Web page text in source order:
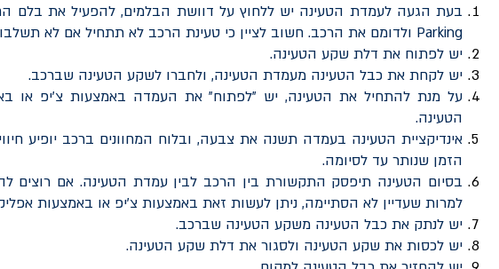
בעת הגעה לעמדת הטעינה יש ללחוץ על דוושת הבלמים, להפעיל את בלם
Parking ולדומם את הרכב. חשוב לציין כי טעינת הרכב לא תתחיל אם לא
יש לפתוח את דלת שקע הטעינה.
יש לקחת את כבל הטעינה מעמדת הטעינה, ולחברו לשקע הטעינה שברכב.
על מנת להתחיל את הטעינה, יש "לפתוח" את העמדה באמצעות צ'יפ או
הטעינה.
אינדיקציית הטעינה בעמדה תשנה את צבעה, ובלוח המחוונים ברכב יופיע
הזמן שנותר עד לסיומה.
בסיום הטעינה תיפסק התקשורת בין הרכב לבין עמדת הטעינה. אם רוצים
למרות שעדיין לא הסתיימה, ניתן לעשות זאת באמצעות צ'יפ או באמצעות
יש לנתק את כבל הטעינה משקע הטעינה שברכב.
יש לכסות את שקע הטעינה ולסגור את דלת שקע הטעינה.